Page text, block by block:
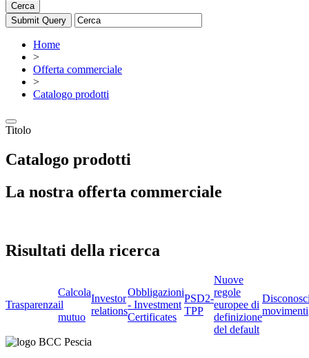
Cerca
Home
>
Offerta commerciale
>
Catalogo prodotti
Titolo
Catalogo prodotti
La nostra offerta commerciale
Risultati della ricerca
Trasparenza
Calcola
il
mutuo
Investor
relations
Obbligazioni
- Investment
Certificates
PSD2-
TPP
Nuove
regole
europee di
definizione
del default
movimenti